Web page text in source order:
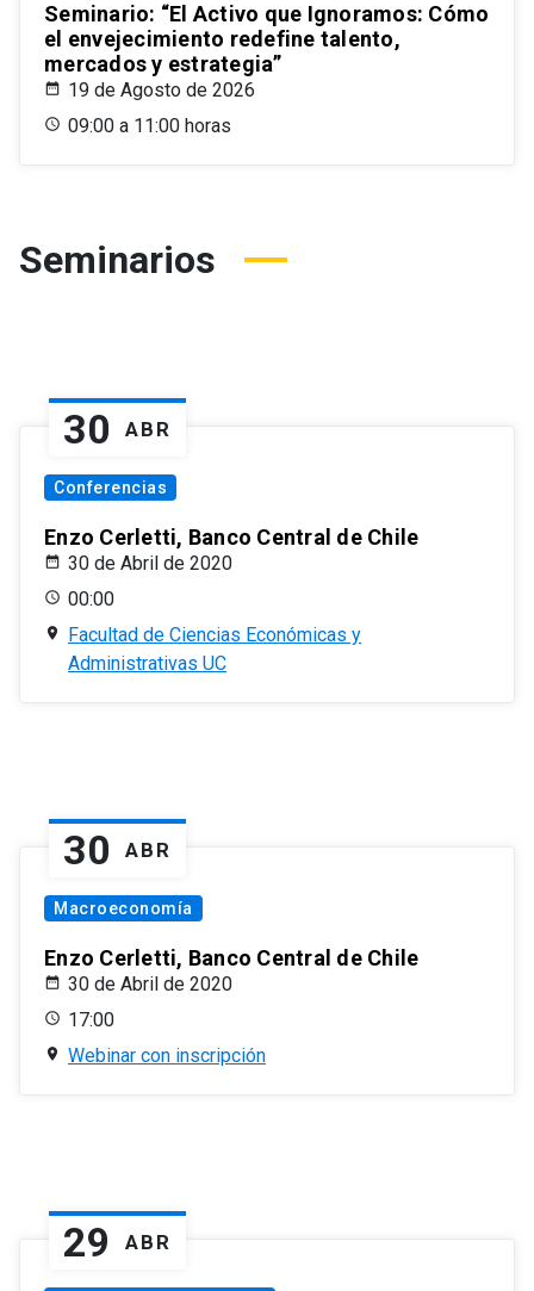
Seminario: “El Activo que Ignoramos: Cómo
el envejecimiento redefine talento,
mercados y estrategia”
19 de Agosto de 2026
09:00 a 11:00 horas
Seminarios
30 ABR
Conferencias
Enzo Cerletti, Banco Central de Chile
30 de Abril de 2020
00:00
Facultad de Ciencias Económicas y
Administrativas UC
30 ABR
Macroeconomía
Enzo Cerletti, Banco Central de Chile
30 de Abril de 2020
17:00
Webinar con inscripción
29 ABR